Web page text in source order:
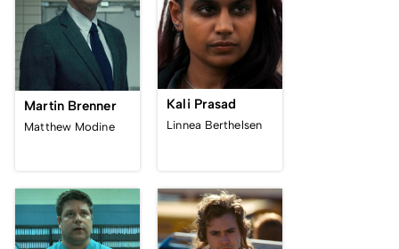
Martin Brenner
Matthew Modine
Kali Prasad
Linnea Berthelsen